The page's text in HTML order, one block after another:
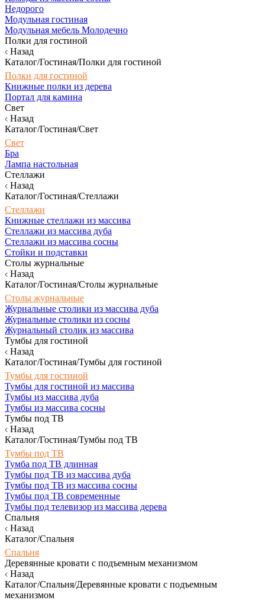
Недорого
Модульная гостиная
Модульная мебель Молодечно
Полки для гостиной
Назад
Каталог/Гостиная/Полки для гостиной
Полки для гостиной
Книжные полки из дерева
Портал для камина
Свет
Назад
Каталог/Гостиная/Свет
Свет
Бра
Лампа настольная
Стеллажи
Назад
Каталог/Гостиная/Стеллажи
Стеллажи
Книжные стеллажи из массива
Стеллажи из массива дуба
Стеллажи из массива сосны
Стойки и подставки
Столы журнальные
Назад
Каталог/Гостиная/Столы журнальные
Столы журнальные
Журнальные столики из массива дуба
Журнальные столики из сосны
Журнальный столик из массива
Тумбы для гостиной
Назад
Каталог/Гостиная/Тумбы для гостиной
Тумбы для гостиной
Тумбы для гостиной из массива
Тумбы из массива дуба
Тумбы из массива сосны
Тумбы под ТВ
Назад
Каталог/Гостиная/Тумбы под ТВ
Тумбы под ТВ
Тумба под ТВ длинная
Тумбы под ТВ из массива дуба
Тумбы под ТВ из массива сосны
Тумбы под ТВ современные
Тумбы под телевизор из массива дерева
Спальня
Назад
Каталог/Спальня
Спальня
Деревянные кровати с подъемным механизмом
Назад
Каталог/Спальня/Деревянные кровати с подъемным
механизмом